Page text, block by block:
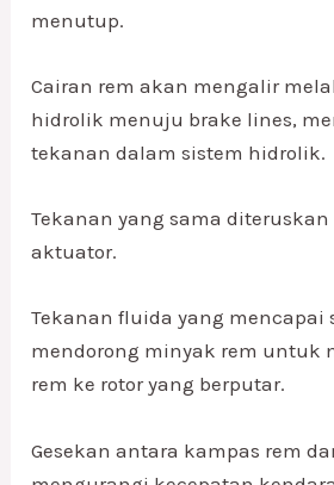
menutup.
Cairan rem akan mengalir
hidrolik menuju brake lines,
tekanan dalam sistem hidrolik.
Tekanan yang sama
aktuator.
Tekanan fluida yang mencapai
mendorong minyak rem untuk
rem ke rotor yang berputar.
Gesekan antara kampas rem